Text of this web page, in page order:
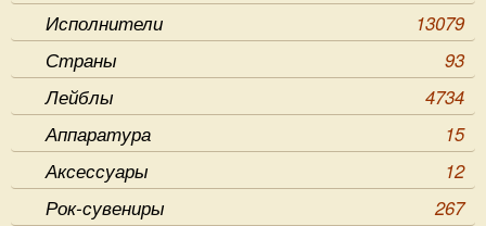
Исполнители
13079
Страны
93
Лейблы
4734
Аппаратура
15
Аксессуары
12
Рок-сувениры
267